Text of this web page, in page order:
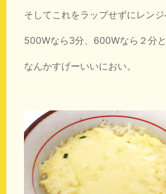
そしてこれをラップせずにレンジ
500Wなら3分、600Wなら２分と
なんかすげーいいにおい。